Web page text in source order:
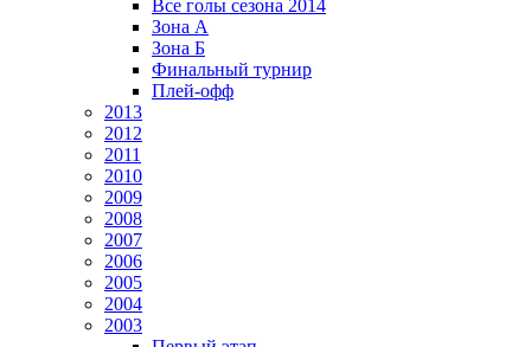
Все голы сезона 2014
Зона А
Зона Б
Финальный турнир
Плей-офф
2013
2012
2011
2010
2009
2008
2007
2006
2005
2004
2003